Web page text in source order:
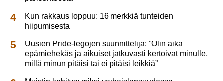
Kun rakkaus loppuu: 16 merkkiä tunteiden
hiipumisesta
Uusien Pride-legojen suunnittelija: ”Olin aika
epämiehekäs ja aikuiset jatkuvasti kertoivat minulle,
millä minun pitäisi tai ei pitäisi leikkiä”